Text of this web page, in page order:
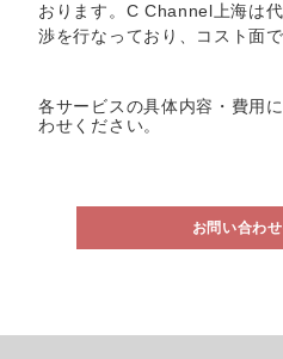
おります。C Channel上海は
渉を行なっており、コスト面
各サービスの具体内容・費用
わせください。
お問い合わ